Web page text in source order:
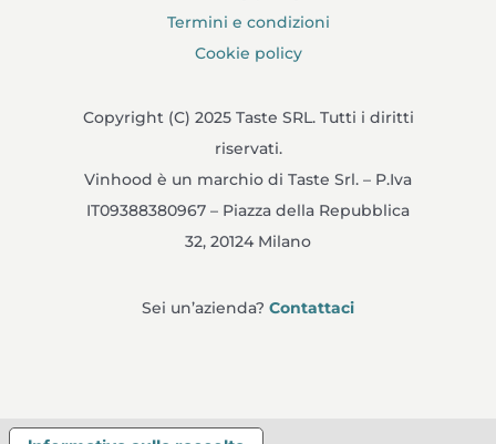
Termini e condizioni
Cookie policy
Copyright (C) 2025 Taste SRL. Tutti i diritti
riservati.
Vinhood è un marchio di Taste Srl. – P.Iva
IT09388380967 – Piazza della Repubblica
32, 20124 Milano
Sei un’azienda? Contattaci